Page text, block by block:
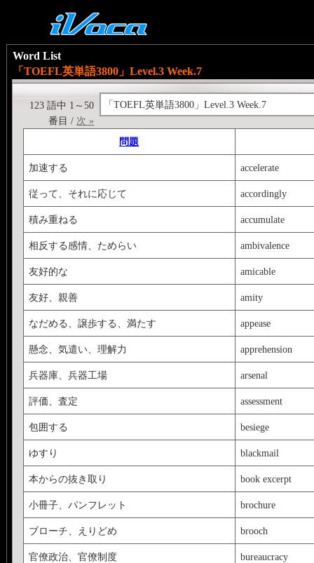
Word List
「TOEFL英単語3800」Level.3 Week.7
「TOEFL英単語3800」Level.3 Week.7
123 語中 1～50
番目 / 次 »
問題
加速する accelerate
従って、それに応じて accordingly
積み重ねる accumulate
相反する感情、ためらい ambivalence
友好的な amicable
友好、親善 amity
なだめる、譲歩する、満たす appease
懸念、気遣い、理解力 apprehension
兵器庫、兵器工場 arsenal
評価、査定 assessment
包囲する besiege
ゆすり blackmail
本からの抜き取り book excerpt
小冊子、パンフレット brochure
ブローチ、えりどめ brooch
官僚政治、官僚制度 bureaucracy